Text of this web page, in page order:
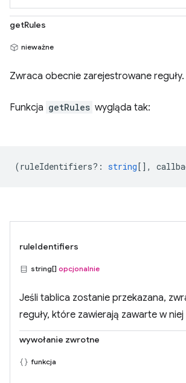
getRules
nieważne
Zwraca obecnie zarejestrowane reguły.
Funkcja getRules wygląda tak:
(ruleIdentifiers? : string[],
ruleIdentifiers
string[] opcjonalnie
Jeśli tablica zostanie przekazana,
reguły, które zawierają zawarte w
wywołanie zwrotne
funkcja